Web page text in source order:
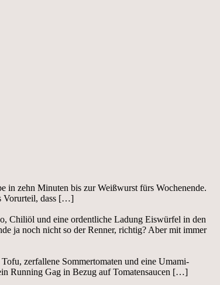
in zehn Minuten bis zur Weißwurst fürs Wochenende.
Vorurteil, dass […]
Chiliöl und eine ordentliche Ladung Eiswürfel in den
ja noch nicht so der Renner, richtig? Aber mit immer
zerfallene Sommertomaten und eine Umami-
Running Gag in Bezug auf Tomatensaucen […]